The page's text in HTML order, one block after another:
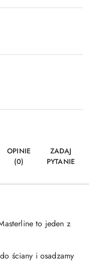
OPINIE
(0)
ZADAJ
PYTANIE
to jeden z
ściany i osadzamy